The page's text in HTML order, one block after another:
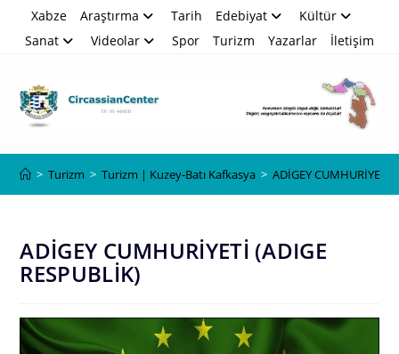
Xabze Araştırma Tarih Edebiyat
Kültür
Sanat
Videolar Spor Turizm Yazarlar İletişim
> Turizm > Turizm | Kuzey-Batı Kafkasya > ADİGEY CUMHURİYETİ
ADİGEY CUMHURİYETİ (ADIGE
RESPUBLİK)